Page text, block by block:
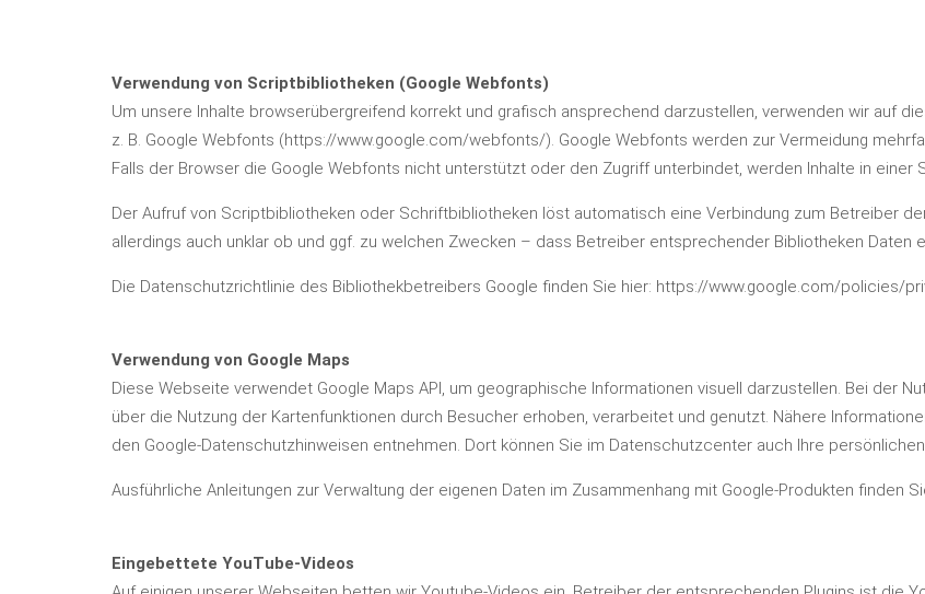
Verwendung von Scriptbibliotheken (Google Webfonts)
Um unsere Inhalte browserübergreifend korrekt und grafisch ansprechend darzustellen, verwenden wir auf
z. B. Google Webfonts (https://www.google.com/webfonts/). Google Webfonts werden zur Vermeidung
Falls der Browser die Google Webfonts nicht unterstützt oder den Zugriff unterbindet, werden Inhalte in einer
Der Aufruf von Scriptbibliotheken oder Schriftbibliotheken löst automatisch eine Verbindung zum Betreiber
allerdings auch unklar ob und ggf. zu welchen Zwecken – dass Betreiber entsprechender Bibliotheken Daten
Die Datenschutzrichtlinie des Bibliothekbetreibers Google finden Sie hier: https://www.google.com/policies/
Verwendung von Google Maps
Diese Webseite verwendet Google Maps API, um geographische Informationen visuell darzustellen. Bei der
über die Nutzung der Kartenfunktionen durch Besucher erhoben, verarbeitet und genutzt. Nähere
den Google-Datenschutzhinweisen entnehmen. Dort können Sie im Datenschutzcenter auch Ihre
Ausführliche Anleitungen zur Verwaltung der eigenen Daten im Zusammenhang mit Google-Produkten finden
Eingebettete YouTube-Videos